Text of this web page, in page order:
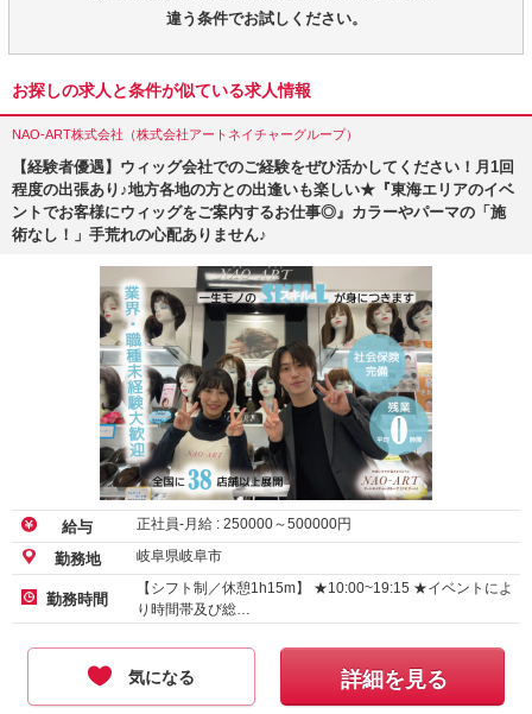
違う条件でお試しください。
お探しの求人と条件が似ている求人情報
NAO-ART株式会社（株式会社アートネイチャーグループ）
【経験者優遇】ウィッグ会社でのご経験をぜひ活かしてください！月1回
程度の出張あり♪地方各地の方との出逢いも楽しい★『東海エリアのイベ
ントでお客様にウィッグをご案内するお仕事◎』カラーやパーマの「施
術なし！」手荒れの心配ありません♪
給与 正社員-月給 : 250000～500000円
勤務地 岐阜県岐阜市
勤務時間
【シフト制／休憩1h15m】 ★10:00~19:15 ★イベントによ
り時間帯及び総…
気になる 詳細を見る